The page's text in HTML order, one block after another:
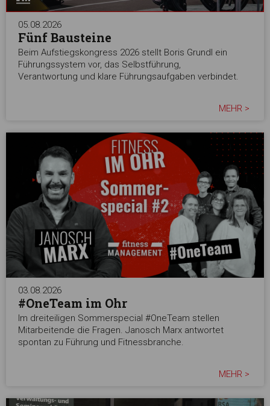
05.08.2026
Fünf Bausteine
Beim Aufstiegskongress 2026 stellt Boris Grundl ein
Führungssystem vor, das Selbstführung,
Verantwortung und klare Führungsaufgaben verbindet.
MEHR >
03.08.2026
#OneTeam im Ohr
Im dreiteiligen Sommerspecial #OneTeam stellen
Mitarbeitende die Fragen. Janosch Marx antwortet
spontan zu Führung und Fitnessbranche.
MEHR >